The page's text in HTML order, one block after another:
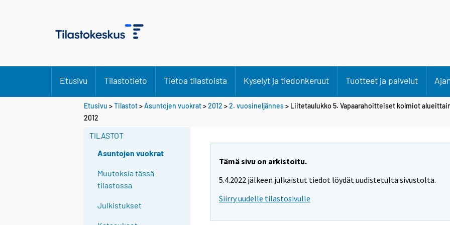
Etusivu Tilastotieto Tietoa tilastoista Kyselyt ja tiedonkeruut Tuotteet ja palvelut
Etusivu >Tilastot>Asuntojen vuokrat>2012 >2. vuosineljännes> Liitetaulukko 5. Vapaarahoitteiset kolmiot
2012
TILASTOT
Asuntojen vuokrat
Muutoksia tässä
tilastossa
Julkistukset
Tämä sivu on arkistoitu.
5.4.2022 jälkeen julkaistut tiedot löydät uudistetulta sivustolta.
Siirry uudelle tilastosivulle